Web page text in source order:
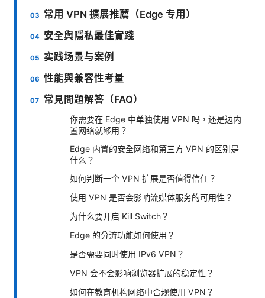
常用 VPN 擴展推薦（Edge 专用）
安全與隱私最佳實踐
实践场景与案例
性能與兼容性考量
常見問題解答（FAQ）
你需要在 Edge 中单独使用 VPN 吗，还是边内
置网络就够用？
Edge 内置的安全网络和第三方 VPN 的区别是
什么？
如何判断一个 VPN 扩展是否值得信任？
使用 VPN 是否会影响流媒体服务的可用性？
为什么要开启 Kill Switch？
Edge 的分流功能如何使用？
是否需要同时使用 IPv6 VPN？
VPN 会不会影响浏览器扩展的稳定性？
如何在教育机构网络中合规使用 VPN？